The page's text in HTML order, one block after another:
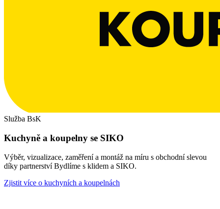
Služba BsK
Kuchyně a koupelny se SIKO
Výběr, vizualizace, zaměření a montáž na míru s obchodní slevou
díky partnerství Bydlíme s klidem a SIKO.
Zjistit více o kuchyních a koupelnách